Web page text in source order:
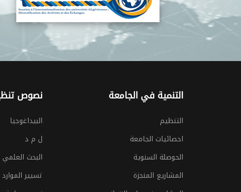
التنمية في الجامعة
التنظيم
احصائيات الجامعة
الحوصلة السنوية
المشاريع المنجزة
نصوص
البيداغوجيا
ل م د
البحث العلمي
تسيير